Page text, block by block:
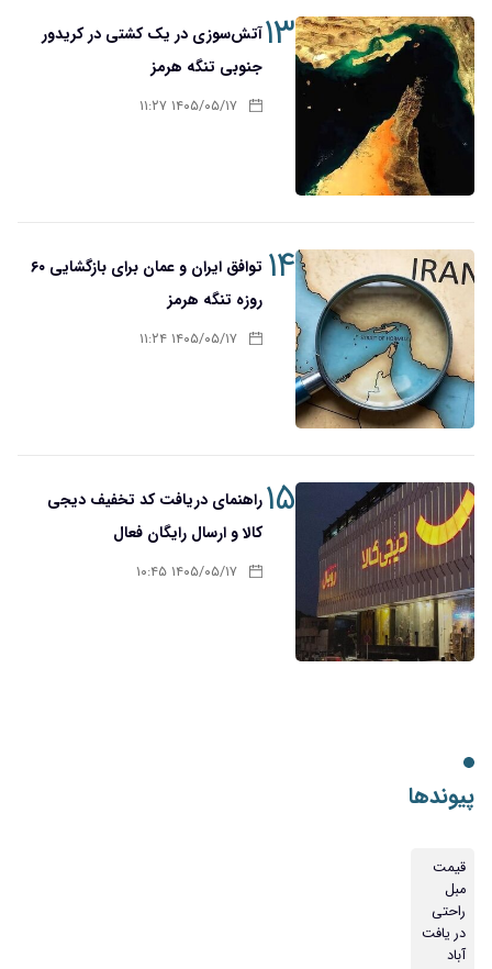
۱۳آتش‌سوزی در یک کشتی در کریدور
جنوبی تنگه هرمز
۱۴۰۵/۰۵/۱۷ ۱۱:۲۷
۱۴
توافق ایران و عمان برای بازگشایی ۶۰
روزه تنگه هرمز
۱۴۰۵/۰۵/۱۷ ۱۱:۲۴
۱۵راهنمای دریافت کد تخفیف دیجی
کالا و ارسال رایگان فعال
۱۴۰۵/۰۵/۱۷ ۱۰:۴۵
پیوندها
قیمت
مبل
راحتی
در یافت
آباد